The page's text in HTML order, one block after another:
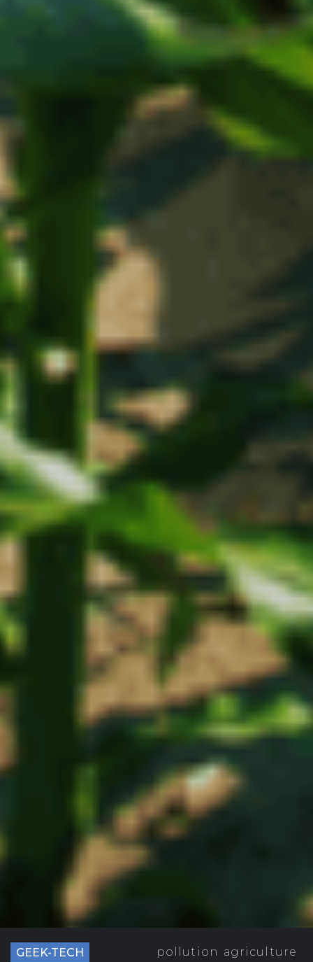
GEEK-TECH agriculture
pollution